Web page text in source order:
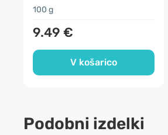
100 g
9.49 €
V košarico
Podobni izdelki